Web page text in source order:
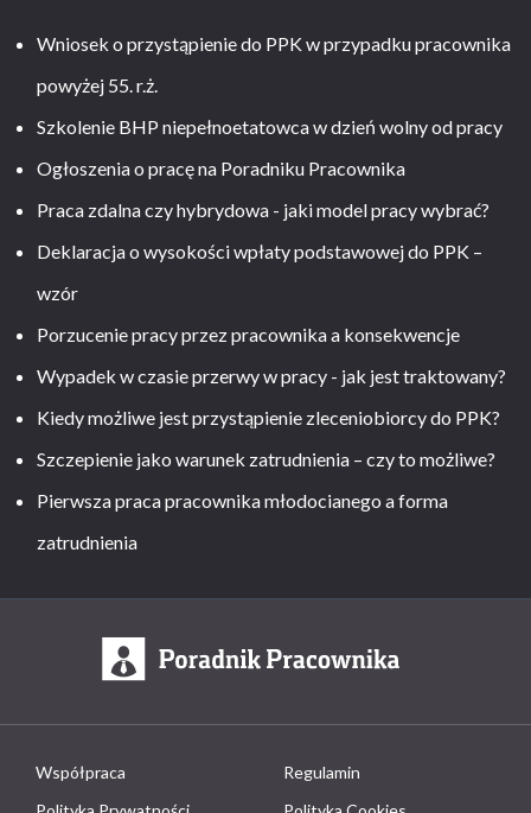
Wniosek o przystąpienie do PPK w przypadku pracownika
powyżej 55. r.ż.
Szkolenie BHP niepełnoetatowca w dzień wolny od pracy
Ogłoszenia o pracę na Poradniku Pracownika
Praca zdalna czy hybrydowa - jaki model pracy wybrać?
Deklaracja o wysokości wpłaty podstawowej do PPK –
wzór
Porzucenie pracy przez pracownika a konsekwencje
Wypadek w czasie przerwy w pracy - jak jest traktowany?
Kiedy możliwe jest przystąpienie zleceniobiorcy do PPK?
Szczepienie jako warunek zatrudnienia – czy to możliwe?
Pierwsza praca pracownika młodocianego a forma
zatrudnienia
Współpraca
Regulamin